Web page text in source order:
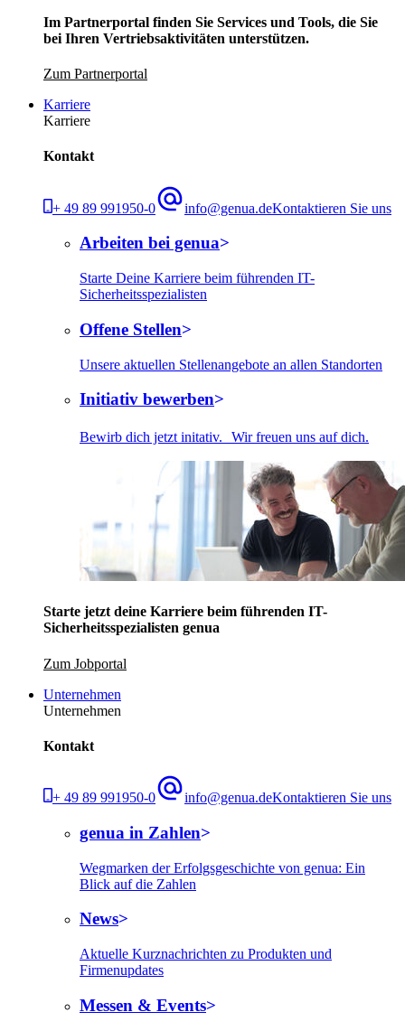
Im Partnerportal finden Sie Services und Tools, die Sie
bei Ihren Vertriebsaktivitäten unterstützen.
Zum Partnerportal
Karriere
Karriere
Kontakt
+ 49 89 991950-0 info@genua.deKontaktieren Sie uns
Arbeiten bei genua
Starte Deine Karriere beim führenden IT-
Sicherheitsspezialisten
Offene Stellen
Unsere aktuellen Stellenangebote an allen Standorten
Initiativ bewerben
Bewirb dich jetzt initativ. Wir freuen uns auf dich.
Starte jetzt deine Karriere beim führenden IT-
Sicherheitsspezialisten genua
Zum Jobportal
Unternehmen
Unternehmen
Kontakt
+ 49 89 991950-0 info@genua.deKontaktieren Sie uns
genua in Zahlen
Wegmarken der Erfolgsgeschichte von genua: Ein
Blick auf die Zahlen
News
Aktuelle Kurznachrichten zu Produkten und
Firmenupdates
Messen & Events